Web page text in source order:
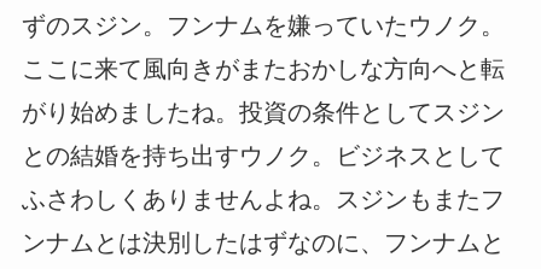
ずのスジン。フンナムを嫌っていたウノク。
ここに来て風向きがまたおかしな方向へと転
がり始めましたね。投資の条件としてスジン
との結婚を持ち出すウノク。ビジネスとして
ふさわしくありませんよね。スジンもまたフ
ンナムとは決別したはずなのに、フンナムと